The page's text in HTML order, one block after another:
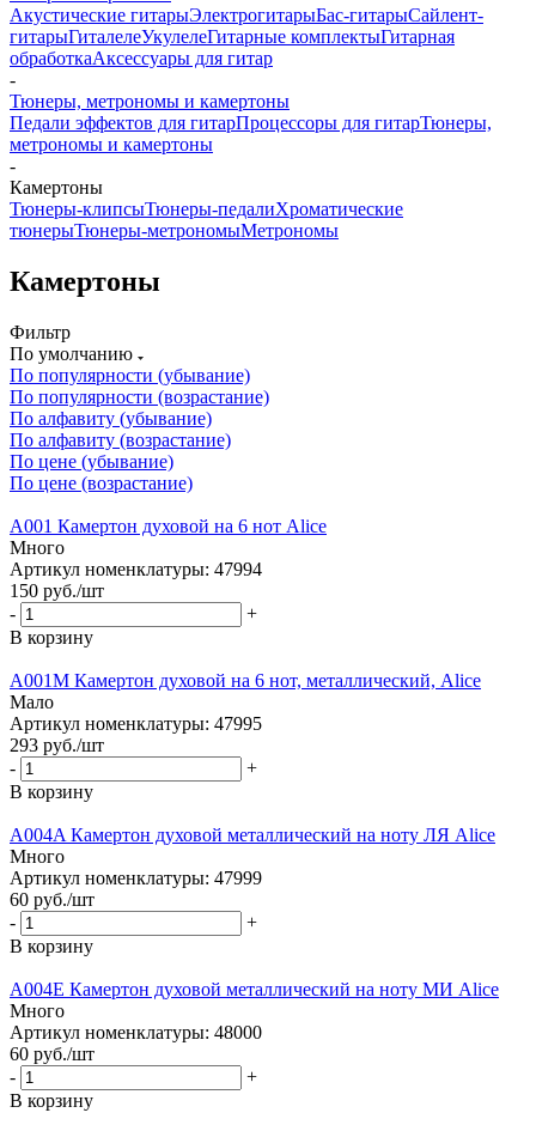
Акустические гитарыЭлектрогитарыБас-гитарыСайлент-
гитарыГиталелеУкулелеГитарные комплектыГитарная
обработкаАксессуары для гитар
-
Тюнеры, метрономы и камертоны
Педали эффектов для гитарПроцессоры для гитарТюнеры,
метрономы и камертоны
-
Камертоны
Тюнеры-клипсыТюнеры-педалиХроматические
тюнерыТюнеры-метрономыМетрономы
Камертоны
Фильтр
По умолчанию
По популярности (убывание)
По популярности (возрастание)
По алфавиту (убывание)
По алфавиту (возрастание)
По цене (убывание)
По цене (возрастание)
A001 Камертон духовой на 6 нот Alice
Много
Артикул номенклатуры: 47994
150 руб./шт
-
+
В корзину
A001M Камертон духовой на 6 нот, металлический, Alice
Мало
Артикул номенклатуры: 47995
293 руб./шт
-
+
В корзину
A004A Камертон духовой металлический на ноту ЛЯ Alice
Много
Артикул номенклатуры: 47999
60 руб./шт
-
+
В корзину
A004E Камертон духовой металлический на ноту МИ Alice
Много
Артикул номенклатуры: 48000
60 руб./шт
-
+
В корзину